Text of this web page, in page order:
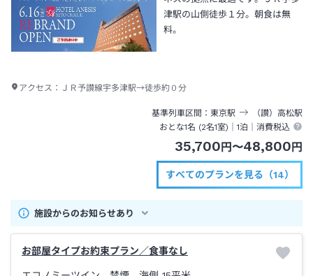
津駅の山側徒歩１分。朝食は無
料。
アクセス： ＪＲ予讃線宇多津駅→徒歩約０分
基準列車区間 東京駅 （讃）高松駅
おとな1名 (2名1室)｜1泊 ｜消費税込
35,700 円 〜48,800 円
すべてのプランを見る（14）
施設からのお知らせあり
お部屋タイプお約束プラン／食事なし